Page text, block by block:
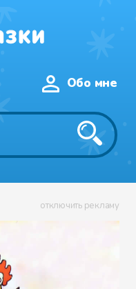
Обо мне
отключить рекламу